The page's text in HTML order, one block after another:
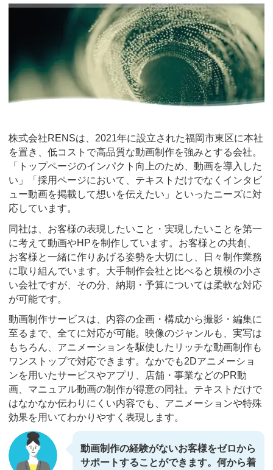
株式会社RENSは、2021年に設立された福岡市東区に本社
を置き、低コストで高品質な動画制作を強みとする会社。
「トップページのインパクト向上のため、動画を導入した
い」「採用ページにおいて、テキストだけでなくインタビ
ュー動画を掲載して想いを伝えたい」といったニーズに対
応しています。
同社は、お客様の表現したいこと・実現したいことを第一
に考えて動画やHPを制作しています。お客様との共創、
お客様と一緒に作りあげる姿勢を大切にし、日々制作業務
に取り組んでいます。大手制作会社と比べると規模の小さ
い会社ですが、その分、納期・予算については柔軟な対応
が可能です。
動画制作サービスは、内容の企画・構成から撮影・編集に
至るまで、全てに対応が可能。映像のジャンルも、実写は
もちろん、アニメーションを駆使したリッチな動画制作も
ワンストップで対応できます。なかでも2Dアニメーショ
ンを用いたサービスやアプリ、店舗・事業などのPR動
画、マニュアル動画の制作が得意の同社。テキストだけで
はなかなか伝わりにくい内容でも、アニメーションや特殊
効果を用いてわかりやすく表現します。
動画制作の経験がないお客様をゼロから
サポートすることができます。何から着